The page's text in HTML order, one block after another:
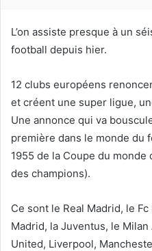
e
l
L’on assiste presque à un
football depuis hier.
12 clubs européens
et créent une super ligue,
Une annonce qui va
première dans le monde du
1955 de la Coupe du
des champions).
Ce sont le Real Madrid, le Fc
Madrid, la Juventus, le Milan
United, Liverpool,